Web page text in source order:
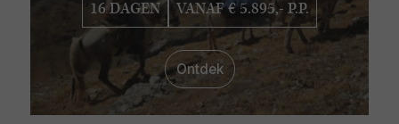
16 DAGEN VANAF € 5.895,- P.P.
Ontdek